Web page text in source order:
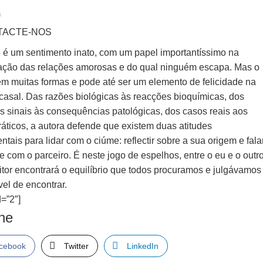
NOS
é um sentimento inato, com um papel importantíssimo na
das relações amorosas e do qual ninguém escapa. Mas o
muitas formas e pode até ser um elemento de felicidade na
Das razões biológicas às reacções bioquímicas, dos
sinais às consequências patológicas, dos casos reais aos
a autora defende que existem duas atitudes
para lidar com o ciúme: reflectir sobre a sua origem e
com o parceiro. É neste jogo de espelhos, entre o eu e o
encontrará o equilíbrio que todos procuramos e julgávamos
de encontrar.
Twitter LinkedIn